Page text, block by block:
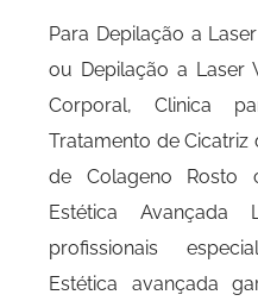
Para Depilação a
ou Depilação a Laser
Corporal, Clinica
Tratamento de
de Colageno Rosto
Estética Avançada
profissionais
Estética avançada